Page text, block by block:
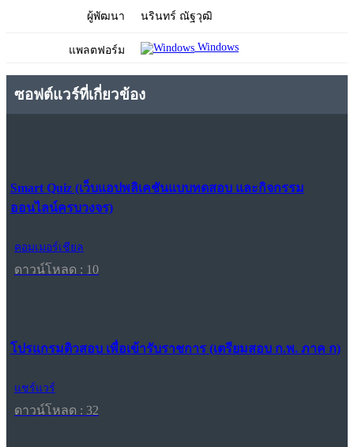
ผู้พัฒนา นรินทร์ ณัฐวุฒิ
แพลตฟอร์ม Windows
ซอฟต์แวร์ที่เกี่ยวข้อง
Smart Quiz (เว็บแอปพลิเคชันแบบทดสอบ และกิจกรรม
ออนไลน์ครบวงจร)
คอมเมอร์เชียล
ดาวน์โหลด : 10
โปรแกรมติวสอบ เพื่อเข้ารับราชการ (เตรียมสอบ ก.พ. ภาค ก)
แชร์แวร์
ดาวน์โหลด : 32